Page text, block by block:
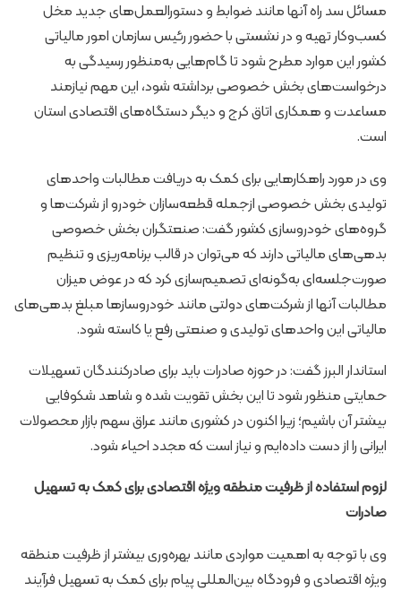
مسائل سد راه آنها مانند ضوابط و دستورالعمل‌های جدید مخل
کسب‌وکار تهیه و در نشستی با حضور رئیس سازمان امور مالیاتی
کشور این موارد مطرح شود تا گام‌هایی به‌منظور رسیدگی به
درخواست‌های بخش خصوصی برداشته شود، این مهم نیازمند
مساعدت و همکاری اتاق کرج و دیگر دستگاه‌های اقتصادی استان
است.
وی در مورد راهکارهایی برای کمک به دریافت مطالبات واحدهای
تولیدی بخش خصوصی ازجمله قطعه‌سازان خودرو از شرکت‌ها و
گروه‌های خودروسازی کشور گفت: صنعتگران بخش خصوصی
بدهی‌های مالیاتی دارند که می‌توان در قالب برنامه‌ریزی و تنظیم
صورت‌جلسه‌ای به‌گونه‌ای تصمیم‌سازی کرد که در عوض میزان
مطالبات آنها از شرکت‌های دولتی مانند خودروسازها مبلغ بدهی‌های
مالیاتی این واحدهای تولیدی و صنعتی رفع یا کاسته شود.
استاندار البرز گفت: در حوزه صادرات باید برای صادرکنندگان تسهیلات
حمایتی منظور شود تا این بخش تقویت شده و شاهد شکوفایی
بیشتر آن باشیم؛ زیرا اکنون در کشوری مانند عراق سهم بازار محصولات
ایرانی را از دست داده‌ایم و نیاز است که مجدد احیاء شود.
لزوم استفاده از ظرفیت منطقه ویژه اقتصادی برای کمک به تسهیل
صادرات
وی با توجه به اهمیت مواردی مانند بهره‌وری بیشتر از ظرفیت منطقه
ویژه اقتصادی و فرودگاه بین‌المللی پیام برای کمک به تسهیل فرآیند